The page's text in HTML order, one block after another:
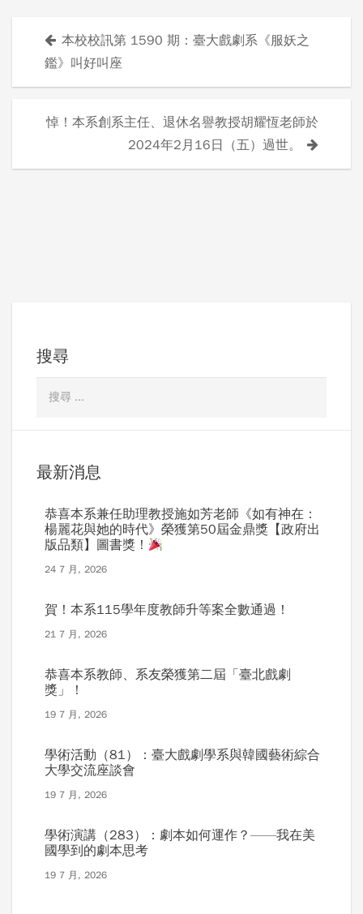
章
覽
本校校訊第 1590 期：臺大戲劇系《服妖之
鑑》叫好叫座
悼！本系創系主任、退休名譽教授胡耀恆老師於
2024年2月16日（五）過世。
搜尋
最新消息
恭喜本系兼任助理教授施如芳老師《如有神在：
楊麗花與她的時代》榮獲第50屆金鼎獎【政府出
版品類】圖書獎！
24 7 月, 2026
賀！本系115學年度教師升等案全數通過！
21 7 月, 2026
恭喜本系教師、系友榮獲第二屆「臺北戲劇
獎」！
19 7 月, 2026
學術活動（81）：臺大戲劇學系與韓國藝術綜合
大學交流座談會
19 7 月, 2026
學術演講（283）：劇本如何運作？——我在美
國學到的劇本思考
19 7 月, 2026